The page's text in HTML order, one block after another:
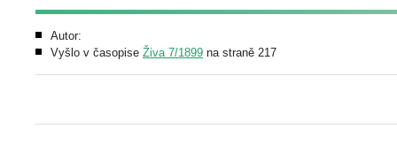
Autor:
Vyšlo v časopise Živa 7/1899 na straně 217